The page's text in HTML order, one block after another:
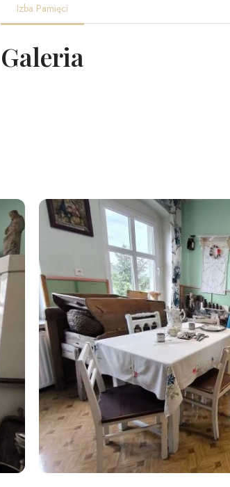
Izba Pamięci
Galeria